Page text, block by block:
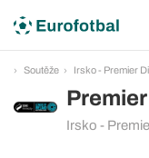
Soutěže Irsko - Premier
Irsko -